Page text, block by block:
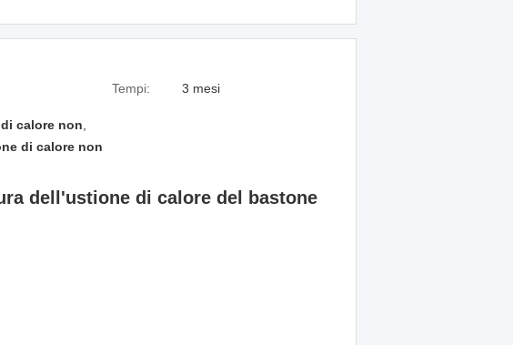
Tempi: 3 mesi
calore non
di calore non
dell'ustione di calore del bastone